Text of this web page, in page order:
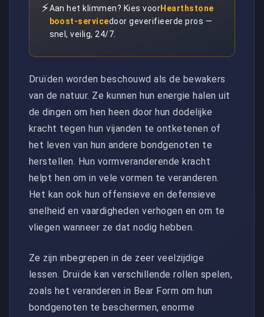
⚡Aan het klimmen? Kies voorHearthstone
boost-servicedoor geverifieerde pros —
snel, veilig, 24/7.
Druïden worden beschouwd als de bewakers
van de natuur. Ze kunnen hun energie halen uit
de dingen om hen heen door hun dodelijke
kracht tegen hun vijanden te ontketenen of
het leven van hun andere bondgenoten te
herstellen. Hun vormveranderende kracht
helpt hen om in vele vormen te veranderen.
Het kan ook hun offensieve en defensieve
snelheid en vaardigheden verhogen en om te
vliegen wanneer ze dat nodig hebben.
Ze zijn inbegrepen in de zeer veelzijdige
lessen. Druïde kan verschillende rollen spelen,
zoals het veranderen in Bear Form om hun
bondgenoten te beschermen, enorme